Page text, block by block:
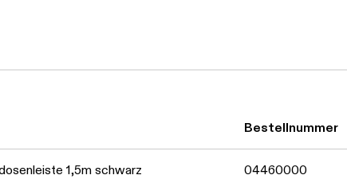
Bestellnummer
1,5m schwarz
04460000